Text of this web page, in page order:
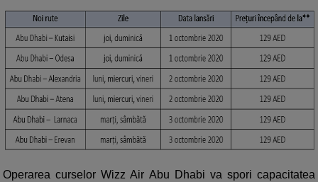
Operarea curselor Wizz Air Abu Dhabi va spori capacitatea